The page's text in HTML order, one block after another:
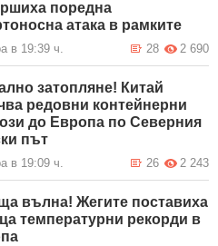
поредна
атака в рамките
в 19:39 ч. 2 690
28
затопляне! Китай
редовни контейнерни
до Европа по Северния
път
в 19:09 ч. 2 243
26
вълна! Жегите поставиха
температурни рекорди в